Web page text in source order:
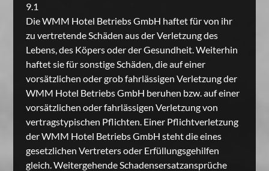
9.1
Die WMM Hotel Betriebs GmbH haftet für von ihr
zu vertretende Schäden aus der Verletzung des
Lebens, des Köpers oder der Gesundheit. Weiterhin
haftet sie für sonstige Schäden, die auf einer
vorsätzlichen oder grob fahrlässigen Verletzung der
WMM Hotel Betriebs GmbH beruhen bzw. auf einer
vorsätzlichen oder fahrlässigen Verletzung von
vertragstypischen Pflichten. Einer Pflichtverletzung
der WMM Hotel Betriebs GmbH steht die eines
gesetzlichen Vertreters oder Erfüllungsgehilfen
gleich. Weitergehende Schadensersatzansprüche